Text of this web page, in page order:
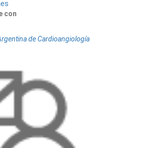
con
de Cardioangiología